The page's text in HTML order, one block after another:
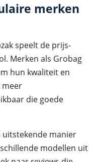
merken
speelt de prijs-
Merken als Grobag
hun kwaliteit en
meer
die goede
uitstekende manier
modellen uit